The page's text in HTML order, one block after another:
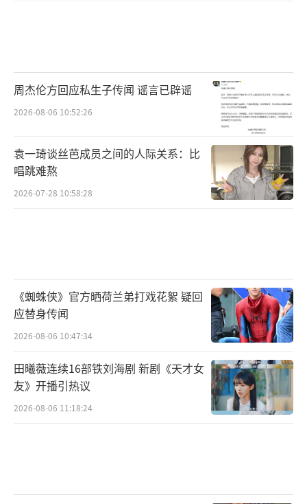
（作者/朱白）
本文仅代表作者个人观点，不代表凤凰网
立场。本文系凤凰娱乐独家稿件，未经授权，
禁止以任何形式转载，否则将追究法律责任。
周杰伦方回应私生子传闻 谣言已辟谣
2026-08-06 10:52:26
袁一琦谈丝芭成员之间的人际关系：比
唱跳难熬
2026-07-28 10:58:28
《蜘蛛侠》官方晒荷兰弟打戏花絮 疑回
应替身传闻
2026-08-06 10:47:34
田曦薇连续16部铁刘海剧 新剧《天才女
友》开播引热议
2026-08-06 11:18:24